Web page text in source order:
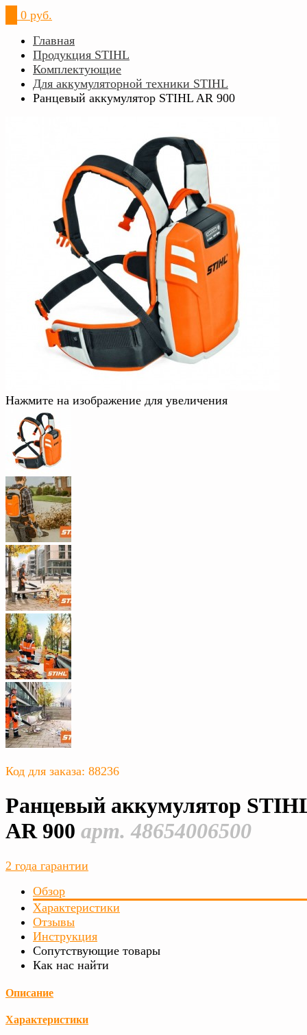
0 руб.
Главная
Продукция STIHL
Комплектующие
Для аккумуляторной техники STIHL
Ранцевый аккумулятор STIHL AR 900
Нажмите на изображение для увеличения
Код для заказа: 88236
Ранцевый аккумулятор
AR 900 арт. 48654006500
2 года гарантии
Обзор
Характеристики
Отзывы
Инструкция
Сопутствующие товары
Как нас найти
Описание
Характеристики